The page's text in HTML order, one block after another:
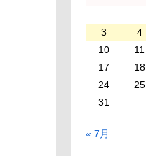
3
4
10
11
17
18
24
25
31
« 7月